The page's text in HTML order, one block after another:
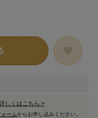
しくはこちら >
ームからお申し込みください。